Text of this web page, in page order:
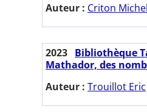
Auteur : Criton Michel
2023 Bibliothèque
Mathador, des
Auteur : Trouillot Eric